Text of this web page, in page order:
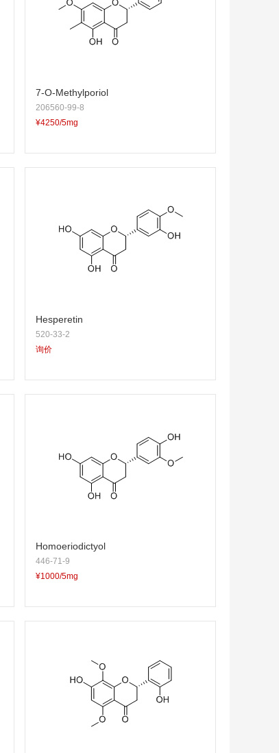
7-O-Methylporiol
206560-99-8
¥4250/5mg
Hesperetin
520-33-2
询价
Homoeriodictyol
446-71-9
¥1000/5mg